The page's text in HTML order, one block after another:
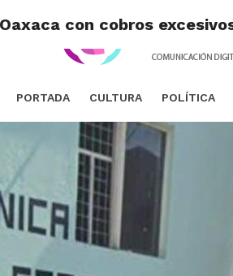
PORTADA CULTURA POLÍTICA
con cobros